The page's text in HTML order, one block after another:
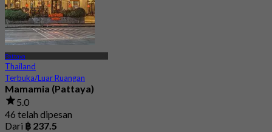
Pattaya
Thailand
Terbuka/Luar Ruangan
Mamamia (Pattaya)
5.0
46 telah dipesan
Dari ฿ 237.5